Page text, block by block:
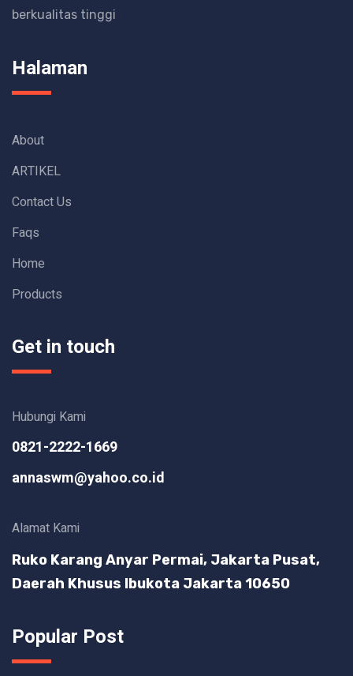
berkualitas tinggi
Halaman
About
ARTIKEL
Contact Us
Faqs
Home
Products
Get in touch
Hubungi Kami
0821-2222-1669
annaswm@yahoo.co.id
Alamat Kami
Ruko Karang Anyar Permai, Jakarta Pusat,
Daerah Khusus Ibukota Jakarta 10650
Popular Post